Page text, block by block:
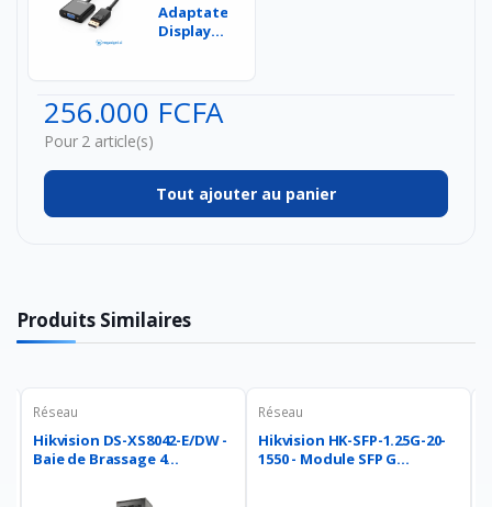
Adaptateur
Displayport
256.000 FCFA
Pour 2 article(s)
Tout ajouter au panier
Produits Similaires
Réseau
Hikvision DS-XS8042-E/DW -
Baie de Brassage 4...
Réseau
Hikvision HK-SFP-1.25G-20-
1550 - Module SFP G...